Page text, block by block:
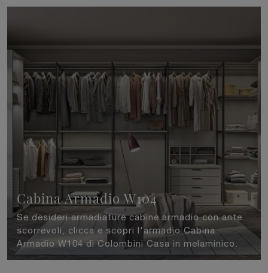
Cabina Armadio W104
Se desideri armadiature cabine armadio con ante
scorrevoli, clicca e scopri l'armadio Cabina
Armadio W104 di Colombini Casa in melaminico.